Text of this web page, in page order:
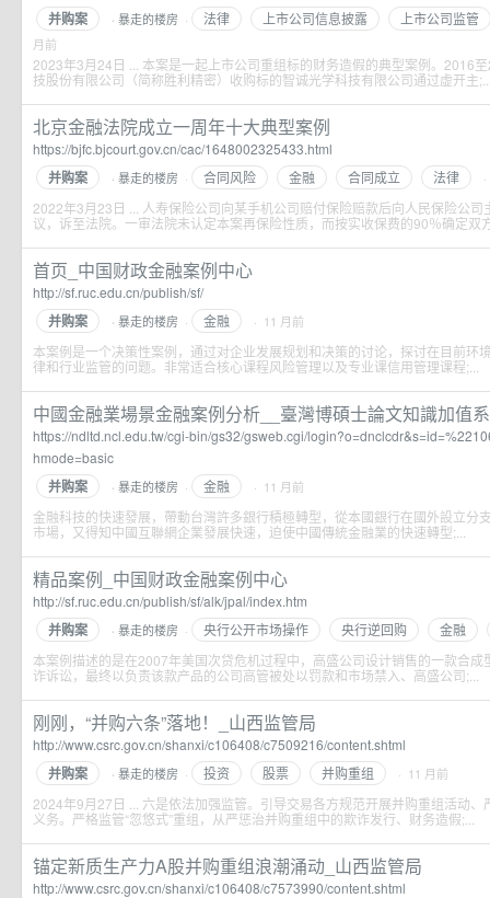
并购案 · 暴走的楼房 · 法律 上市公司信息披露 上市公司监管
月前
2023年3月24日 ... 本案是一起上市公司重组标的财务造假的典型案例。2016
技股份有限公司（简称胜利精密）收购标的智诚光学科技有限公司通过虚开主
北京金融法院成立一周年十大典型案例
https://bjfc.bjcourt.gov.cn/cac/1648002325433.html
并购案 · 暴走的楼房 · 合同风险 金融 合同成立 法律
2022年3月23日 ... 人寿保险公司向某手机公司赔付保险赔款后向人民保险公
议，诉至法院。一审法院未认定本案再保险性质，而按实收保费的90％确定双
首页_中国财政金融案例中心
http://sf.ruc.edu.cn/publish/sf/
并购案 · 暴走的楼房 · 金融 · 11 月前
本案例是一个决策性案例，通过对企业发展规划和决策的讨论，探讨在目前环
律和行业监管的问题。非常适合核心课程风险管理以及专业课信用管理课程;...
中國金融業場景金融案例分析__臺灣博碩士論文知識加值
https://ndltd.ncl.edu.tw/cgi-bin/gs32/gsweb.cgi/
hmode=basic
并购案 · 暴走的楼房 · 金融 · 11 月前
金融科技的快速發展，帶動台灣許多銀行積極轉型，從本國銀行在國外設立分
市場，又得知中國互聯網企業發展快速，迫使中國傳統金融業的快速轉型;...
精品案例_中国财政金融案例中心
http://sf.ruc.edu.cn/publish/sf/alk/jpal/index.htm
并购案 · 暴走的楼房 · 央行公开市场操作 央行逆回购
金融
本案例描述的是在2007年美国次贷危机过程中，高盛公司设计销售的一款合
诈诉讼，最终以负责该款产品的公司高管被处以罚款和市场禁入、高盛公司;...
刚刚，“并购六条”落地！_山西监管局
http://www.csrc.gov.cn/shanxi/c106408/c7509216/content.shtml
并购案 · 暴走的楼房 · 投资 股票 并购重组 · 11 月前
2024年9月27日 ... 六是依法加强监管。引导交易各方规范开展并购重组活动
义务。严格监管“忽悠式”重组，从严惩治并购重组中的欺诈发行、财务造假;...
锚定新质生产力A股并购重组浪潮涌动_山西监管局
http://www.csrc.gov.cn/shanxi/c106408/c7573990/content.shtml